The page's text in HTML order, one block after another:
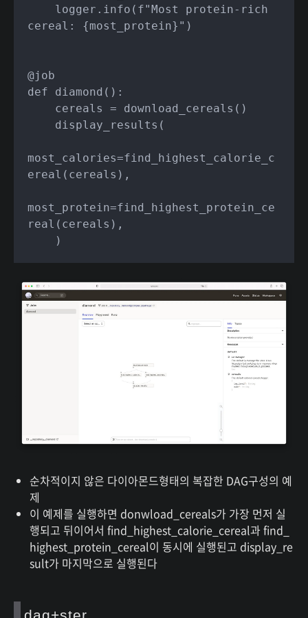
cereal: {most_protein}")
@job
def diamond():
most_calories=find_highest_calorie_c
ereal(cereals),
most_protein=find_highest_protein_ce
real(cereals),
    )
순차적이지 않은 다이아몬드형태의 복잡한 DAG구성의 예
제
이 예제를 실행하면 donwload_cereals가 가장 먼저 실
행되고 뒤이어서 find_highest_calorie_cereal과 find_
highest_protein_cereal이 동시에 실행된고 display_re
sult가 마지막으로 실행된다